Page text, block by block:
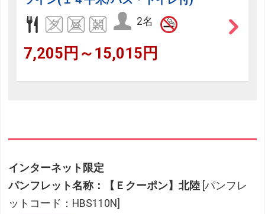
2名
7,205円～15,015円
インターネット限定
パンフレット名称：【Ｅクーポン】北陸 [パンフレ
ットコード：HBS110N]